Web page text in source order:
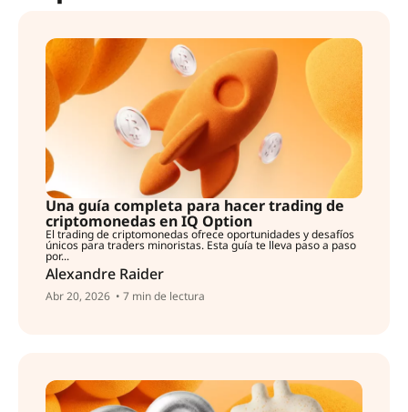
Una guía completa para hacer trading de
criptomonedas en IQ Option
El trading de criptomonedas ofrece oportunidades y desafíos
únicos para traders minoristas. Esta guía te lleva paso a paso
por...
Alexandre Raider
Abr 20, 2026 • 7 min de lectura